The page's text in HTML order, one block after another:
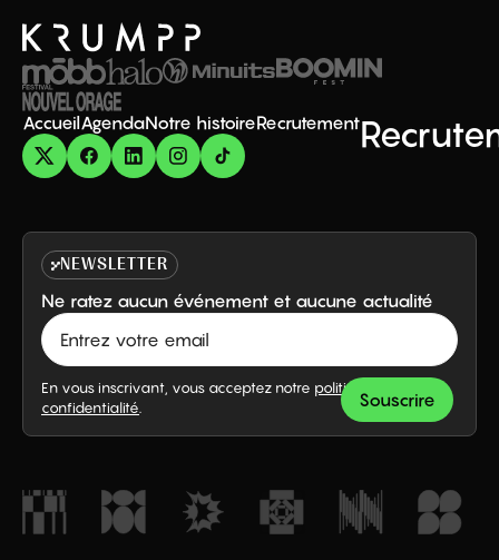
AccueilAgendaNotre histoireRecrutement
NEWSLETTER
Ne ratez aucun événement et aucune actualité
En vous inscrivant, vous acceptez notre politique de
confidentialité